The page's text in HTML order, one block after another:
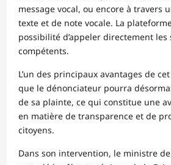
message vocal, ou encore à travers
texte et de note vocale. La
possibilité d’appeler directement les
compétents.
L’un des principaux avantages de
que le dénonciateur pourra
de sa plainte, ce qui constitue une
en matière de transparence et de
citoyens.
Dans son intervention, le ministre